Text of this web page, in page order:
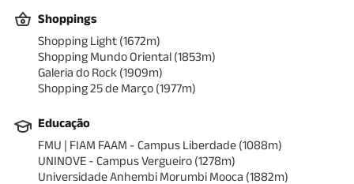
Shoppings
Shopping Light (1672m)
Shopping Mundo Oriental (1853m)
Galeria do Rock (1909m)
Shopping 25 de Março (1977m)
Educação
FMU | FIAM FAAM - Campus Liberdade (1088m)
UNINOVE - Campus Vergueiro (1278m)
Universidade Anhembi Morumbi Mooca (1882m)